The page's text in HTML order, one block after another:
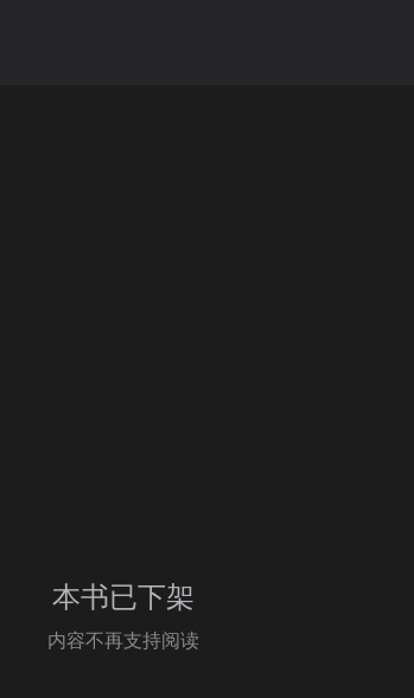
本书已下架
内容不再支持阅读